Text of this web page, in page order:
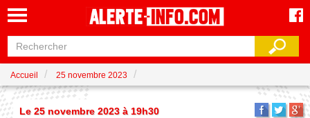
Accueil 25 novembre 2023
Le 25 novembre 2023 à 19h30